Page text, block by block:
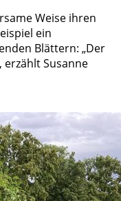
Weise ihren
ein
Blättern: „Der
erzählt Susanne